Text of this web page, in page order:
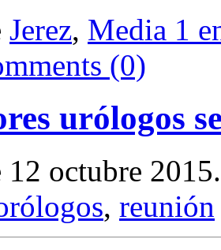
Jerez, Media 1
(0)
urólogos
12 octubre
, reunión